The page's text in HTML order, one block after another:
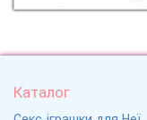
Каталог